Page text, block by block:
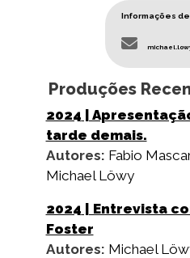
Informações
Produções
2024 |
tarde demais.
Autores: Fabio
Michael Löwy
2024 | Entrevista
Foster
Autores: Michael